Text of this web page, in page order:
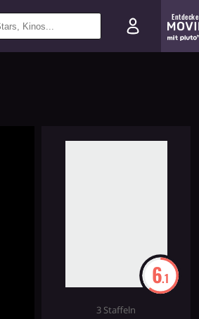
Entdecke
6.1
3 Staffeln